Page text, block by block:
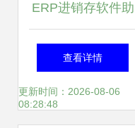
ERP进销存软件助
力企业高效管理与
成本优化 顺景软件
查看详情
更新时间：2026-08-06
08:28:48